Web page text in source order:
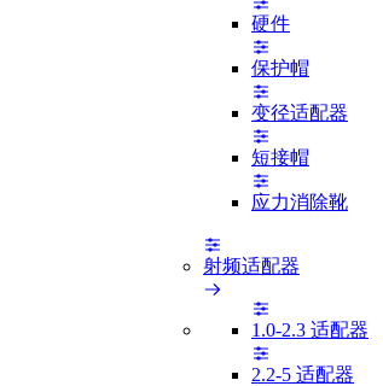
硬件
保护帽
变径适配器
短接帽
应力消除靴
射频适配器
1.0-2.3 适配器
2.2-5 适配器